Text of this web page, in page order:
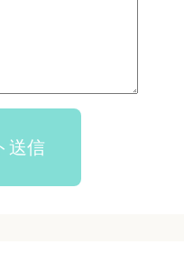
送信